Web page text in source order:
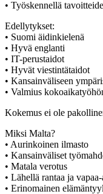
• Työskennellä
Edellytykset:
• Suomi äidinkielenä
• Hyvä englanti
• IT-perustaidot
• Hyvät viestintätaidot
• Kansainväliseen
• Valmius
Kokemus ei ole
Miksi Malta?
• Aurinkoinen ilmasto
• Kansainväliset
• Matala verotus
• Lähellä rantaa ja
• Erinomainen